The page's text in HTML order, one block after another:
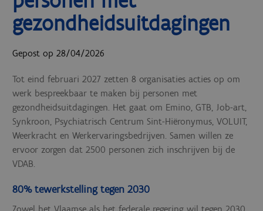
gezondheidsuitdagingen
Gepost op 28/04/2026
Tot eind februari 2027 zetten 8 organisaties acties op om
werk bespreekbaar te maken bij personen met
gezondheidsuitdagingen. Het gaat om Emino, GTB, Job-art,
Synkroon, Psychiatrisch Centrum Sint-Hiëronymus, VOLUIT,
Weerkracht en Werkervaringsbedrijven. Samen willen ze
ervoor zorgen dat 2500 personen zich inschrijven bij de
VDAB.
80% tewerkstelling tegen 2030